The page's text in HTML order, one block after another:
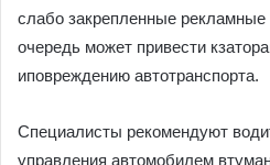
слабо закрепленные рекламные
очередь может привести
иповреждению автотранспорта.
Специалисты рекомендуют
управления автомобилем